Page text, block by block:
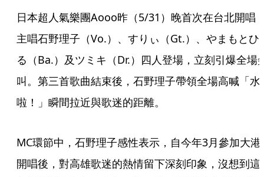
日本超人氣樂團Aooo昨（5/31）晚首次在台北開唱
主唱石野理子（Vo.）、すりぃ（Gt.）、やまもとひ
る（Ba.）及ツミキ（Dr.）四人登場，立刻引爆全場
叫。第三首歌曲結束後，石野理子帶領全場高喊「水
啦！」瞬間拉近與歌迷的距離。
MC環節中，石野理子感性表示，自今年3月參加大港
開唱後，對高雄歌迷的熱情留下深刻印象，沒想到這